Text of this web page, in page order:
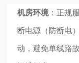
机房环境：正规
断电源（防断电
动，避免单线路